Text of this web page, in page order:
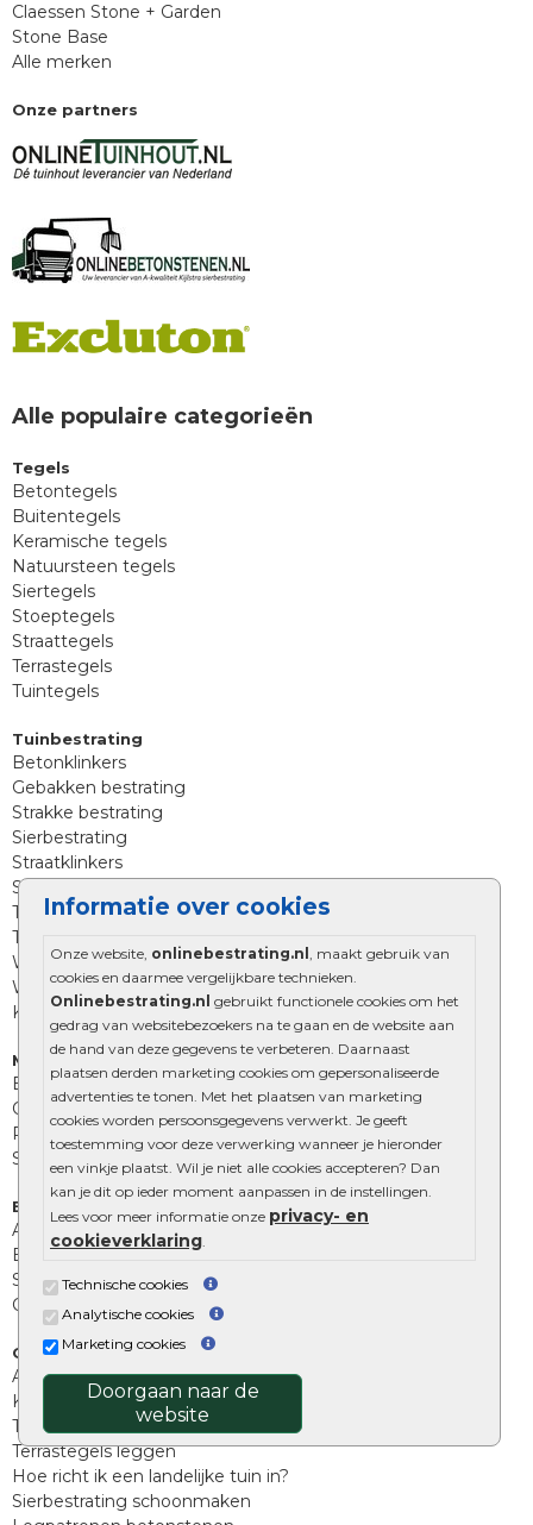
Informatie over cookies
Onze website, onlinebestrating.nl , maakt gebruik van
cookies en daarmee vergelijkbare technieken.
Onlinebestrating.nl gebruikt functionele cookies om het
gedrag van websitebezoekers na te gaan en de website aan
de hand van deze gegevens te verbeteren. Daarnaast
plaatsen derden marketing cookies om gepersonaliseerde
advertenties te tonen. Met het plaatsen van marketing
cookies worden persoonsgegevens verwerkt. Je geeft
toestemming voor deze verwerking wanneer je hieronder
een vinkje plaatst. Wil je niet alle cookies accepteren? Dan
kan je dit op ieder moment aanpassen in de instellingen.
Lees voor meer informatie onze privacy- en
cookieverklaring.
Technische cookies
Analytische cookies
Marketing cookies
Doorgaan naar de
website
Claessen Stone + Garden
Stone Base
Alle merken
Onze partners
Alle populaire categorieën
Tegels
Betontegels
Buitentegels
Keramische tegels
Natuursteen tegels
Siertegels
Stoeptegels
Straattegels
Terrastegels
Tuintegels
Tuinbestrating
Betonklinkers
Gebakken bestrating
Strakke bestrating
Sierbestrating
Straatklinkers
Straatstenen
Trommelstenen
Tuinstenen
Waalformaat
Wildverband bestrating
Kingstones
Muurelementen
Betonbielzen
Opsluitbanden
Palissades
Stapelblokken
Extra benodigdheden
Afwatering en diversen
Beplantings en betonelementen
Split, grind en zand
Oprit tegels
Overig
Aanbiedingen
Kunstgras
Tuintegels outlet
Terrastegels leggen
Hoe richt ik een landelijke tuin in?
Sierbestrating schoonmaken